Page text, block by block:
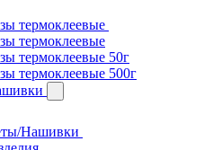
термоклеевые
термоклеевые
термоклеевые 50г
термоклеевые 500г
Нашивки